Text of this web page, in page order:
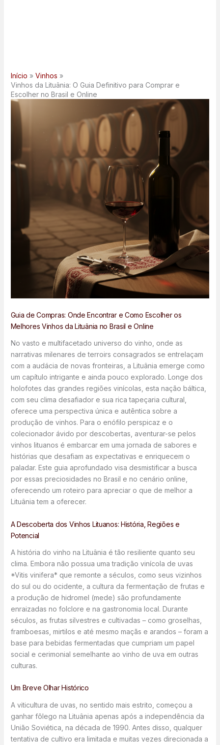
Início
Vinhos
Vinhos da Lituânia: O Guia Definitivo para Comprar e
Escolher no Brasil e Online
Guia de Compras: Onde Encontrar e Como Escolher os
Melhores Vinhos da Lituânia no Brasil e Online
No vasto e multifacetado universo do vinho, onde as
narrativas milenares de terroirs consagrados se entrelaçam
com a audácia de novas fronteiras, a Lituânia emerge como
um capítulo intrigante e ainda pouco explorado. Longe dos
holofotes das grandes regiões vinícolas, esta nação báltica,
com seu clima desafiador e sua rica tapeçaria cultural,
oferece uma perspectiva única e autêntica sobre a
produção de vinhos. Para o enófilo perspicaz e o
colecionador ávido por descobertas, aventurar-se pelos
vinhos lituanos é embarcar em uma jornada de sabores e
histórias que desafiam as expectativas e enriquecem o
paladar. Este guia aprofundado visa desmistificar a busca
por essas preciosidades no Brasil e no cenário online,
oferecendo um roteiro para apreciar o que de melhor a
Lituânia tem a oferecer.
A Descoberta dos Vinhos Lituanos: História, Regiões e
Potencial
A história do vinho na Lituânia é tão resiliente quanto seu
clima. Embora não possua uma tradição vinícola de uvas
*Vitis vinifera* que remonte a séculos, como seus vizinhos
do sul ou do ocidente, a cultura da fermentação de frutas e
a produção de hidromel (mede) são profundamente
enraizadas no folclore e na gastronomia local. Durante
séculos, as frutas silvestres e cultivadas – como groselhas,
framboesas, mirtilos e até mesmo maçãs e arandos – foram a
base para bebidas fermentadas que cumpriam um papel
social e cerimonial semelhante ao vinho de uva em outras
culturas.
Um Breve Olhar Histórico
A viticultura de uvas, no sentido mais estrito, começou a
ganhar fôlego na Lituânia apenas após a independência da
União Soviética, na década de 1990. Antes disso, qualquer
tentativa de cultivo era limitada e muitas vezes direcionada a